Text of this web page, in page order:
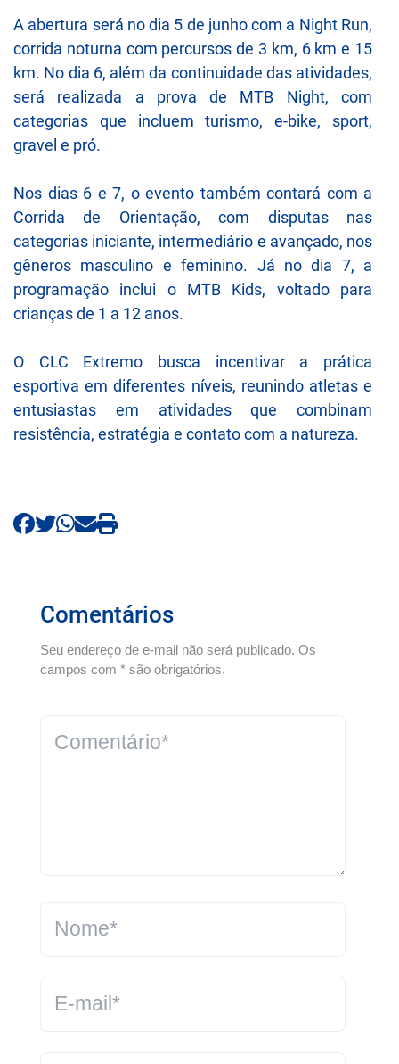
A abertura será no dia 5 de junho com a Night Run,
corrida noturna com percursos de 3 km, 6 km e 15
km. No dia 6, além da continuidade das atividades,
será realizada a prova de MTB Night, com
categorias que incluem turismo, e-bike, sport,
gravel e pró.
Nos dias 6 e 7, o evento também contará com a
Corrida de Orientação, com disputas nas
categorias iniciante, intermediário e avançado, nos
gêneros masculino e feminino. Já no dia 7, a
programação inclui o MTB Kids, voltado para
crianças de 1 a 12 anos.
O CLC Extremo busca incentivar a prática
esportiva em diferentes níveis, reunindo atletas e
entusiastas em atividades que combinam
resistência, estratégia e contato com a natureza.
Comentários
Seu endereço de e-mail não será publicado. Os
campos com * são obrigatórios.